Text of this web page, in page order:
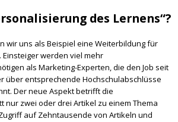
des Lernens“?
wir uns als Beispiel eine Weiterbildung für
werden viel mehr
als Marketing-Experten, die den Job seit
über entsprechende Hochschulabschlüsse
Der neue Aspekt betrifft die
nur zwei oder drei Artikel zu einem Thema
auf Zehntausende von Artikeln und